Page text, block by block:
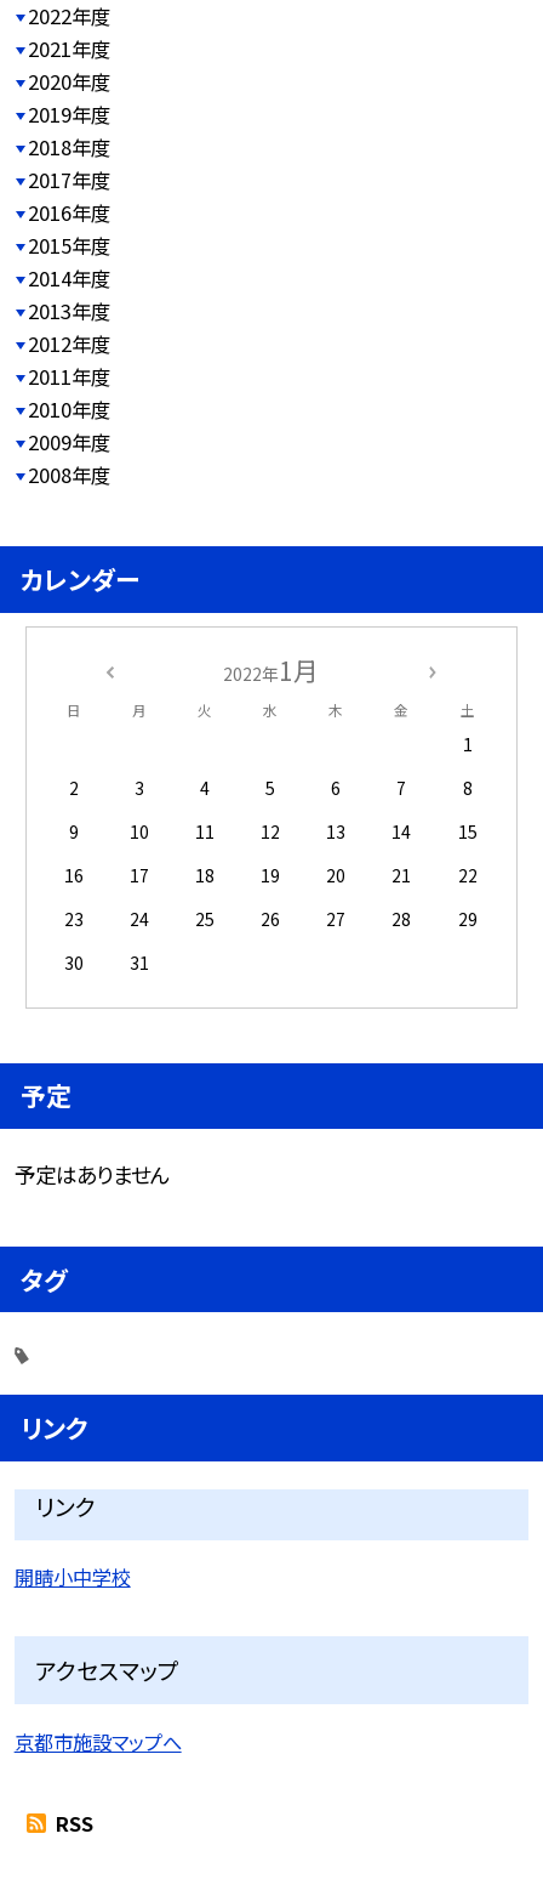
2022年度
2021年度
2020年度
2019年度
2018年度
2017年度
2016年度
2015年度
2014年度
2013年度
2012年度
2011年度
2010年度
2009年度
2008年度
カレンダー
2022年1月
日 月 火 水 木 金 土
1
2
3 4 5 6 7
8
9
10 11 12 13 14
15
16
17 18 19 20 21
22
23
24 25 26 27 28
29
30
31
予定
予定はありません
タグ
リンク
リンク
開睛小中学校
アクセスマップ
京都市施設マップへ
RSS